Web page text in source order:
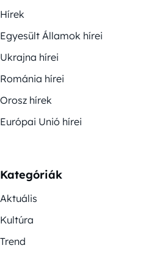
Hírek
Egyesült Államok hírei
Ukrajna hírei
Románia hírei
Orosz hírek
Európai Unió hírei
Kategóriák
Aktuális
Kultúra
Trend